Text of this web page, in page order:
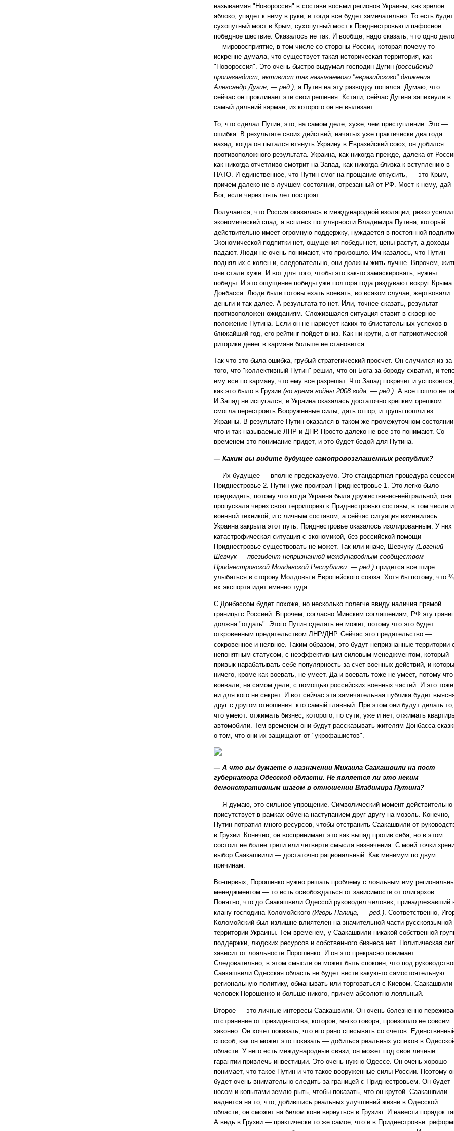
называемая "Новороссия" в составе восьми регионов Украины, как зрелое
яблоко, упадет к нему в руки, и тогда все будет замечательно. То есть будет
сухопутный мост в Крым, сухопутный мост к Приднестровью и пафосное
победное шествие. Оказалось не так. И вообще, надо сказать, что одно дело
— мировосприятие, в том числе со стороны России, которая почему-то
искренне думала, что существует такая историческая территория, как
"Новороссия". Это очень быстро выдумал господин Дугин (российский
пропагандист, активист так называемого "евразийского" движения
Александр Дугин, — ред.) , а Путин на эту разводку попался. Думаю, что
сейчас он проклинает эти свои решения. Кстати, сейчас Дугина запихнули в
самый дальний карман, из которого он не вылезает.
То, что сделал Путин, это, на самом деле, хуже, чем преступление. Это —
ошибка. В результате своих действий, начатых уже практически два года
назад, когда он пытался втянуть Украину в Евразийский союз, он добился
противоположного результата. Украина, как никогда прежде, далека от
как никогда отчетливо смотрит на Запад, как никогда близка к вступлению в
НАТО. И единственное, что Путин смог на прощание откусить, — это Крым,
причем далеко не в лучшем состоянии, отрезанный от РФ. Мост к нему, дай
Бог, если через пять лет построят.
Получается, что Россия оказалась в международной изоляции, резко
экономический спад, а всплеск популярности Владимира Путина, который
действительно имеет огромную поддержку, нуждается в постоянной
Экономической подпитки нет, ощущения победы нет, цены растут, а доходы
падают. Люди не очень понимают, что произошло. Им казалось, что Путин
поднял их с колен и, следовательно, они должны жить лучше. Впрочем,
они стали хуже. И вот для того, чтобы это как-то замаскировать, нужны
победы. И это ощущение победы уже полтора года раздувают вокруг Крыма
Донбасса. Люди были готовы ехать воевать, во всяком случае, жертвовали
деньги и так далее. А результата то нет. Или, точнее сказать, результат
противоположен ожиданиям. Сложившаяся ситуация ставит в скверное
положение Путина. Если он не нарисует каких-то блистательных успехов в
ближайший год, его рейтинг пойдет вниз. Как ни крути, а от патриотической
риторики денег в кармане больше не становится.
Так что это была ошибка, грубый стратегический просчет. Он случился из-за
того, что "коллективный Путин" решил, что он Бога за бороду схватил, и
ему все по карману, что ему все разрешат. Что Запад покричит и успокоится,
как это было в Грузии (во время войны 2008 года, — ред.) . А все пошло не
И Запад не испугался, и Украина оказалась достаточно крепким орешком:
смогла перестроить Вооруженные силы, дать отпор, и трупы пошли из
Украины. В результате Путин оказался в таком же промежуточном состоянии,
что и так называемые ЛНР и ДНР. Просто далеко не все это понимают. Со
временем это понимание придет, и это будет бедой для Путина.
— Каким вы видите будущее самопровозглашенных республик?
— Их будущее — вполне предсказуемо. Это стандартная процедура
Приднестровье-2. Путин уже проиграл Приднестровье-1. Это легко было
предвидеть, потому что когда Украина была дружественно-нейтральной, она
пропускала через свою территорию к Приднестровью составы, в том числе
военной техникой, и с личным составом, а сейчас ситуация изменилась.
Украина закрыла этот путь. Приднестровье оказалось изолированным. У
катастрофическая ситуация с экономикой, без российской помощи
Приднестровье существовать не может. Так или иначе, Шевчуку (Евгений
Шевчук — президент непризнанной международным сообществом
Приднестровской Молдавской Республики. — ред.) придется все шире
улыбаться в сторону Молдовы и Европейского союза. Хотя бы потому, что ¾
их экспорта идет именно туда.
С Донбассом будет похоже, но несколько полегче ввиду наличия прямой
границы с Россией. Впрочем, согласно Минским соглашениям, РФ эту
должна "отдать". Этого Путин сделать не может, потому что это будет
откровенным предательством ЛНР/ДНР. Сейчас это предательство —
сокровенное и неявное. Таким образом, это будут непризнанные территории
непонятным статусом, с неэффективным силовым менеджментом, который
привык нарабатывать себе популярность за счет военных действий, и
ничего, кроме как воевать, не умеет. Да и воевать тоже не умеет, потому что
воевали, на самом деле, с помощью российских военных частей. И это тоже
ни для кого не секрет. И вот сейчас эта замечательная публика будет
друг с другом отношения: кто самый главный. При этом они будут делать то,
что умеют: отжимать бизнес, которого, по сути, уже и нет, отжимать
автомобили. Тем временем они будут рассказывать жителям Донбасса
о том, что они их защищают от "укрофашистов".
— А что вы думаете о назначении Михаила Саакашвили на пост
губернатора Одесской области. Не является ли это неким
демонстративным шагом в отношении Владимира Путина?
— Я думаю, это сильное упрощение. Символический момент действительно
присутствует в рамках обмена наступанием друг другу на мозоль. Конечно,
Путин потратил много ресурсов, чтобы отстранить Саакашвили от
в Грузии. Конечно, он воспринимает это как выпад против себя, но в этом
состоит не более трети или четверти смысла назначения. С моей точки
выбор Саакашвили — достаточно рациональный. Как минимум по двум
причинам.
Во-первых, Порошенко нужно решать проблему с лояльным ему
менеджментом — то есть освобождаться от зависимости от олигархов.
Понятно, что до Саакашвили Одессой руководил человек, принадлежавший
клану господина Коломойского (Игорь Палица, — ред.). Соответственно,
Коломойский был излишне влиятелен на значительной части русскоязычной
территории Украины. Тем временем, у Саакашвили никакой собственной
поддержки, людских ресурсов и собственного бизнеса нет. Политическая
зависит от лояльности Порошенко. И он это прекрасно понимает.
Следовательно, в этом смысле он может быть спокоен, что под
Саакашвили Одесская область не будет вести какую-то самостоятельную
региональную политику, обманывать или торговаться с Киевом.
человек Порошенко и больше никого, причем абсолютно лояльный.
Второе — это личные интересы Саакашвили. Он очень болезненно
отстранение от президентства, которое, мягко говоря, произошло не совсем
законно. Он хочет показать, что его рано списывать со счетов.
способ, как он может это показать — добиться реальных успехов в
области. У него есть международные связи, он может под свои личные
гарантии привлечь инвестиции. Это очень нужно Одессе. Он очень хорошо
понимает, что такое Путин и что такое вооруженные силы России. Поэтому
будет очень внимательно следить за границей с Приднестровьем. Он будет
носом и копытами землю рыть, чтобы показать, что он крутой. Саакашвили
надеется на то, что, добившись реальных улучшений жизни в Одесской
области, он сможет на белом коне вернуться в Грузию. И навести порядок
А ведь в Грузии — практически то же самое, что и в Приднестровье: